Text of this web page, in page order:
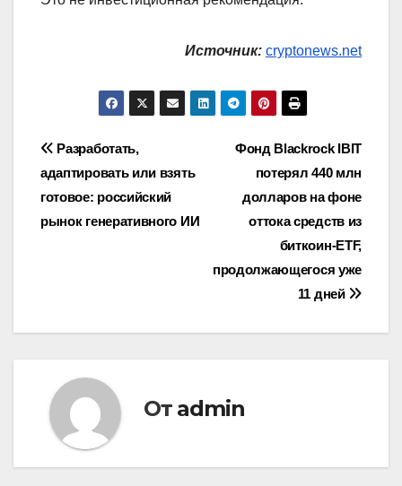
Источник: cryptonews.net
Навигация
по
записям
Фонд Blackrock IBIT
потерял 440 млн
долларов на фоне
оттока средств из
биткоин-ETF,
продолжающегося уже
11 дней
Разработать,
адаптировать или взять
готовое: российский
рынок генеративного ИИ
От admin